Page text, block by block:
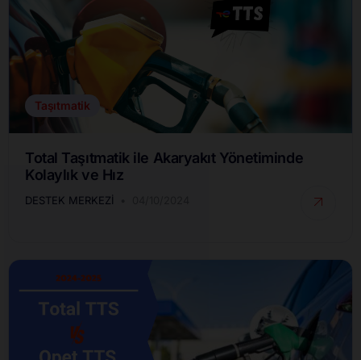
Taşıtmatik
Total Taşıtmatik ile Akaryakıt Yönetiminde
Kolaylık ve Hız
DESTEK MERKEZI